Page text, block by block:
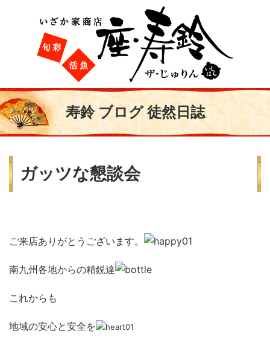
寿鈴 ブログ 徒然日誌
ガッツな懇談会
ご来店ありがとうございます。
南九州各地からの精鋭達
これからも
地域の安心と安全を